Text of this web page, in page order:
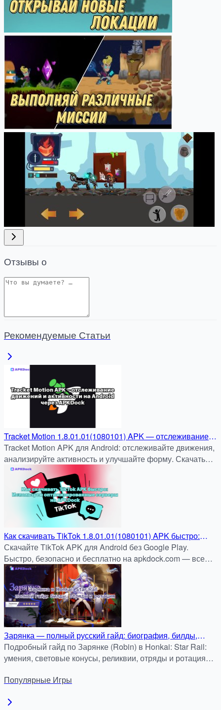
Отзывы о
Рекомендуемые Статьи
Tracket Motion 1.8.01.01(1080101) APK — отслеживание
движений и активности на Android через APKDock
Tracket Motion APK для Android: отслеживайте движения,
анализируйте активность и улучшайте форму. Скачать
бесплатно и безопасно на apkdock.com.
Как скачивать TikTok 1.8.01.01(1080101) APK быстро:
Используем оптимизированные серверы APKDock
Скачайте TikTok APK для Android без Google Play.
Быстро, безопасно и бесплатно на apkdock.com — все
тренды и видео всегда с вами.
Зарянка — полный русский гайд: биография, билды,
отряды и ротация
Подробный гайд по Зарянке (Robin) в Honkai: Star Rail:
умения, световые конусы, реликвии, отряды и ротация
Популярные Игры